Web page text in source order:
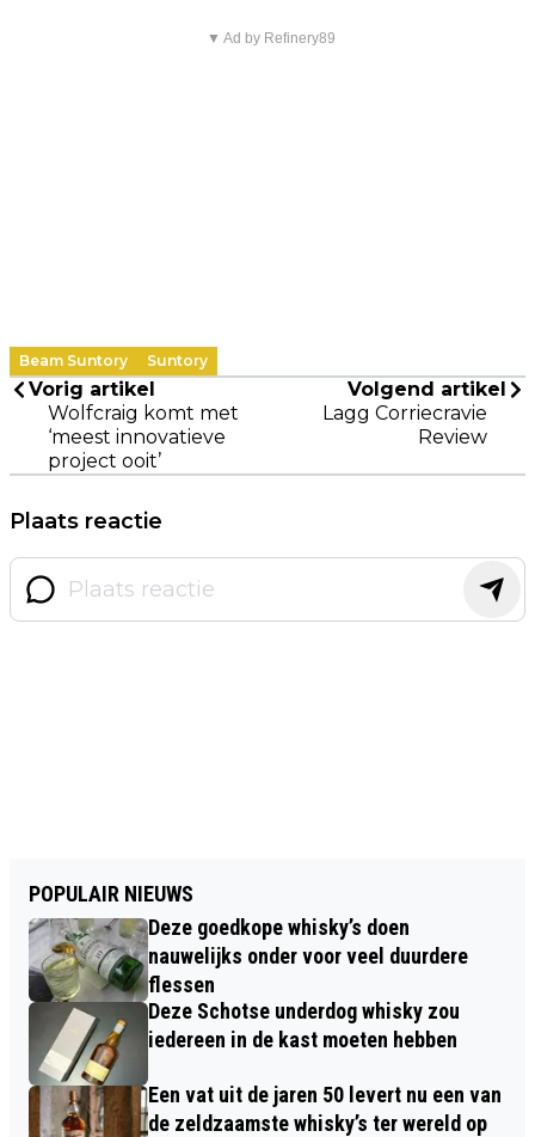
▼ Ad by Refinery89
Beam Suntory Suntory
Vorig artikel
Wolfcraig komt met
‘meest innovatieve
project ooit’
Volgend artikel
Lagg Corriecravie
Review
Plaats reactie
POPULAIR NIEUWS
Deze goedkope whisky’s doen
nauwelijks onder voor veel duurdere
flessen
Deze Schotse underdog whisky zou
iedereen in de kast moeten hebben
Een vat uit de jaren 50 levert nu een van
de zeldzaamste whisky’s ter wereld op